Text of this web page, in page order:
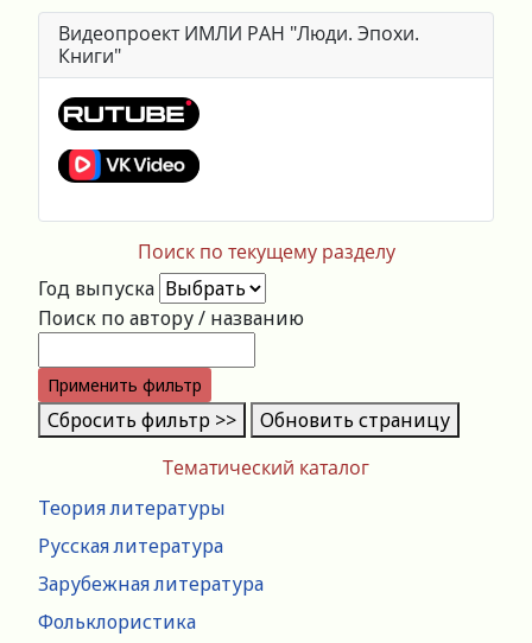
Тематический каталог
Теория литературы
Русская литература
Зарубежная литература
Фольклористика
Видеопроект ИМЛИ РАН "Люди. Эпохи.
Книги"
Поиск по текущему разделу
Год выпуска
Поиск по автору / названию
Применить фильтр
Сбросить фильтр >> Обновить страницу